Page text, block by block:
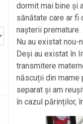
dormit mai bine și
sănătate care ar fi
nașterii premature.
Nu au existat nou-
Deși au existat în
transmitere
născuții din
separat și am
în cazul părinților,